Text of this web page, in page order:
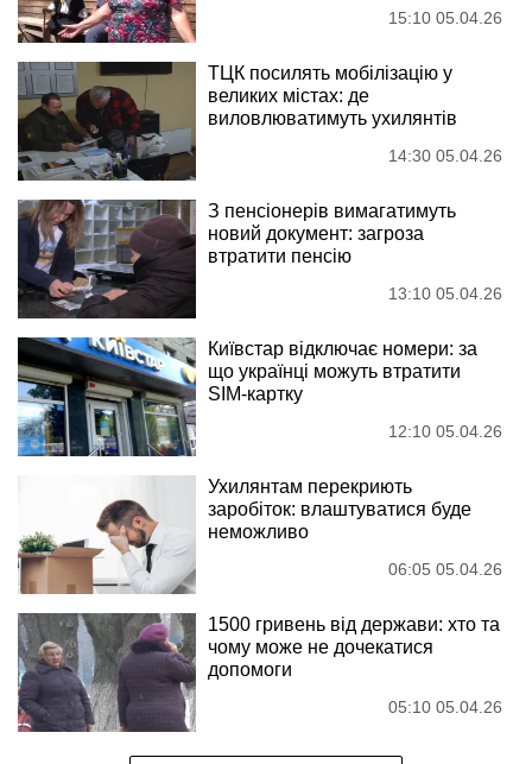
15:10 05.04.26
ТЦК посилять мобілізацію у
великих містах: де
виловлюватимуть ухилянтів
14:30 05.04.26
З пенсіонерів вимагатимуть
новий документ: загроза
втратити пенсію
13:10 05.04.26
Київстар відключає номери: за
що українці можуть втратити
SIM-картку
12:10 05.04.26
Ухилянтам перекриють
заробіток: влаштуватися буде
неможливо
06:05 05.04.26
1500 гривень від держави: хто та
чому може не дочекатися
допомоги
05:10 05.04.26